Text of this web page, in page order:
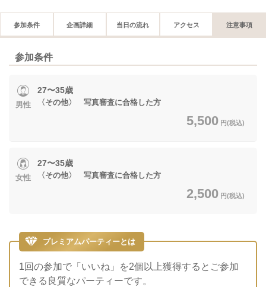
参加条件 企画詳細 当日の流れ アクセス 注意事項
参加条件
男性
27〜35歳
〈その他〉 写真審査に合格した方
5,500 円(税込)
女性
27〜35歳
〈その他〉 写真審査に合格した方
2,500 円(税込)
プレミアムパーティーとは
1回の参加で「いいね」を2個以上獲得するとご参加
できる良質なパーティーです。